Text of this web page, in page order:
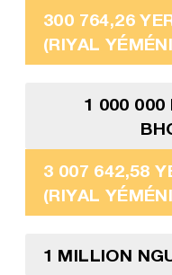
300 764,26
(RIYAL
1 000 000
3 007 642,58
(RIYAL
1 MILLION